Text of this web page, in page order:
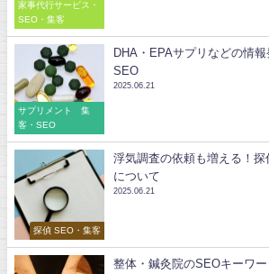
家事代行サービス・
SEO・集客
サプリメント 集
客・SEO
DHA・EPAサプリなどの情
SEO
2025.06.21
探偵 SEO・集客
浮気調査の依頼も増える！
について
2025.06.21
整体・鍼灸院のSEOキーワ